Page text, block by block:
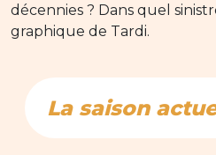
décennies ? Dans quel
graphique de Tardi.
La saison